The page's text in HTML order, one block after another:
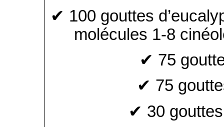
✔ 100 gouttes
molécules 1-8
✔ 75
✔ 75
✔ 30